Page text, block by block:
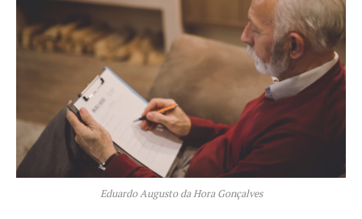
Eduardo Augusto da Hora Gonçalves